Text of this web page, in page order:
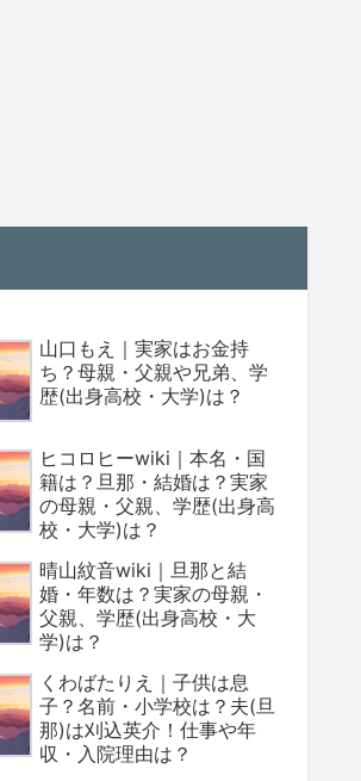
山口もえ｜実家はお金持
ち？母親・父親や兄弟、学
歴(出身高校・大学)は？
ヒコロヒーwiki｜本名・国
籍は？旦那・結婚は？実家
の母親・父親、学歴(出身高
校・大学)は？
晴山紋音wiki｜旦那と結
婚・年数は？実家の母親・
父親、学歴(出身高校・大
学)は？
くわばたりえ｜子供は息
子？名前・小学校は？夫(旦
那)は刈込英介！仕事や年
収・入院理由は？